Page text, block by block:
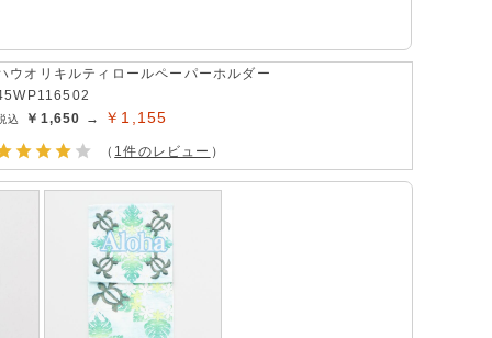
ウオリキルティロールペーパーホルダー
￥1,650 →
￥1,155
（ 1件のレビュー ）